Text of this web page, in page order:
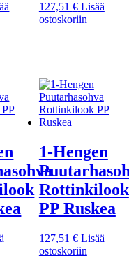
127,51 € Lisää
ostoskoriin
1-Hengen
Rottinkilook
PP Ruskea
127,51 € Lisää
ostoskoriin